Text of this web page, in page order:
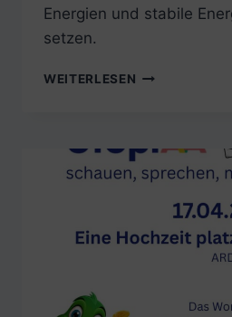
Energien und stabile
setzen.
WEITERLESEN SAMSTAG,
DEMO
VERTEIDIGEN“
MÜNCHEN